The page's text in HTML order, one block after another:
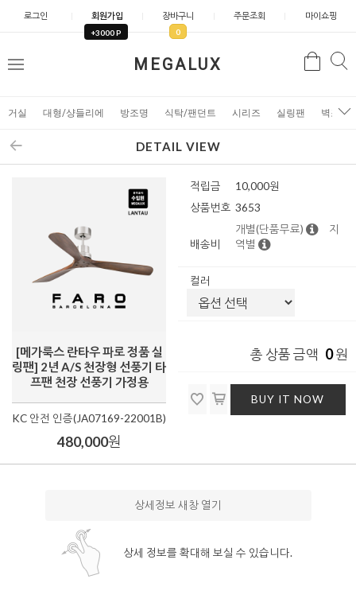
로그인 회원가입
+3000 P
장바구니
0
주문조회 마이쇼핑
MEGALUX
메
검
거실 대형/샹들리에 방조명 식탁/팬던트 시리즈 실링팬 벽조명
DETAIL VIEW
[메가룩스 란타우 파로 정품 실
링팬] 2년 A/S 천장형 선풍기 타
프팬 천장 선풍기 가정용
KC 안전 인증(JA07169-22001B)
480,000원
적립금
10,000원
상품번호 3653
배송비
개별(단품무료)
지
역별
컬러
총 상품 금액 0원
BUY IT NOW
상세정보 새창 열기
상세 정보를 확대해 보실 수 있습니다.